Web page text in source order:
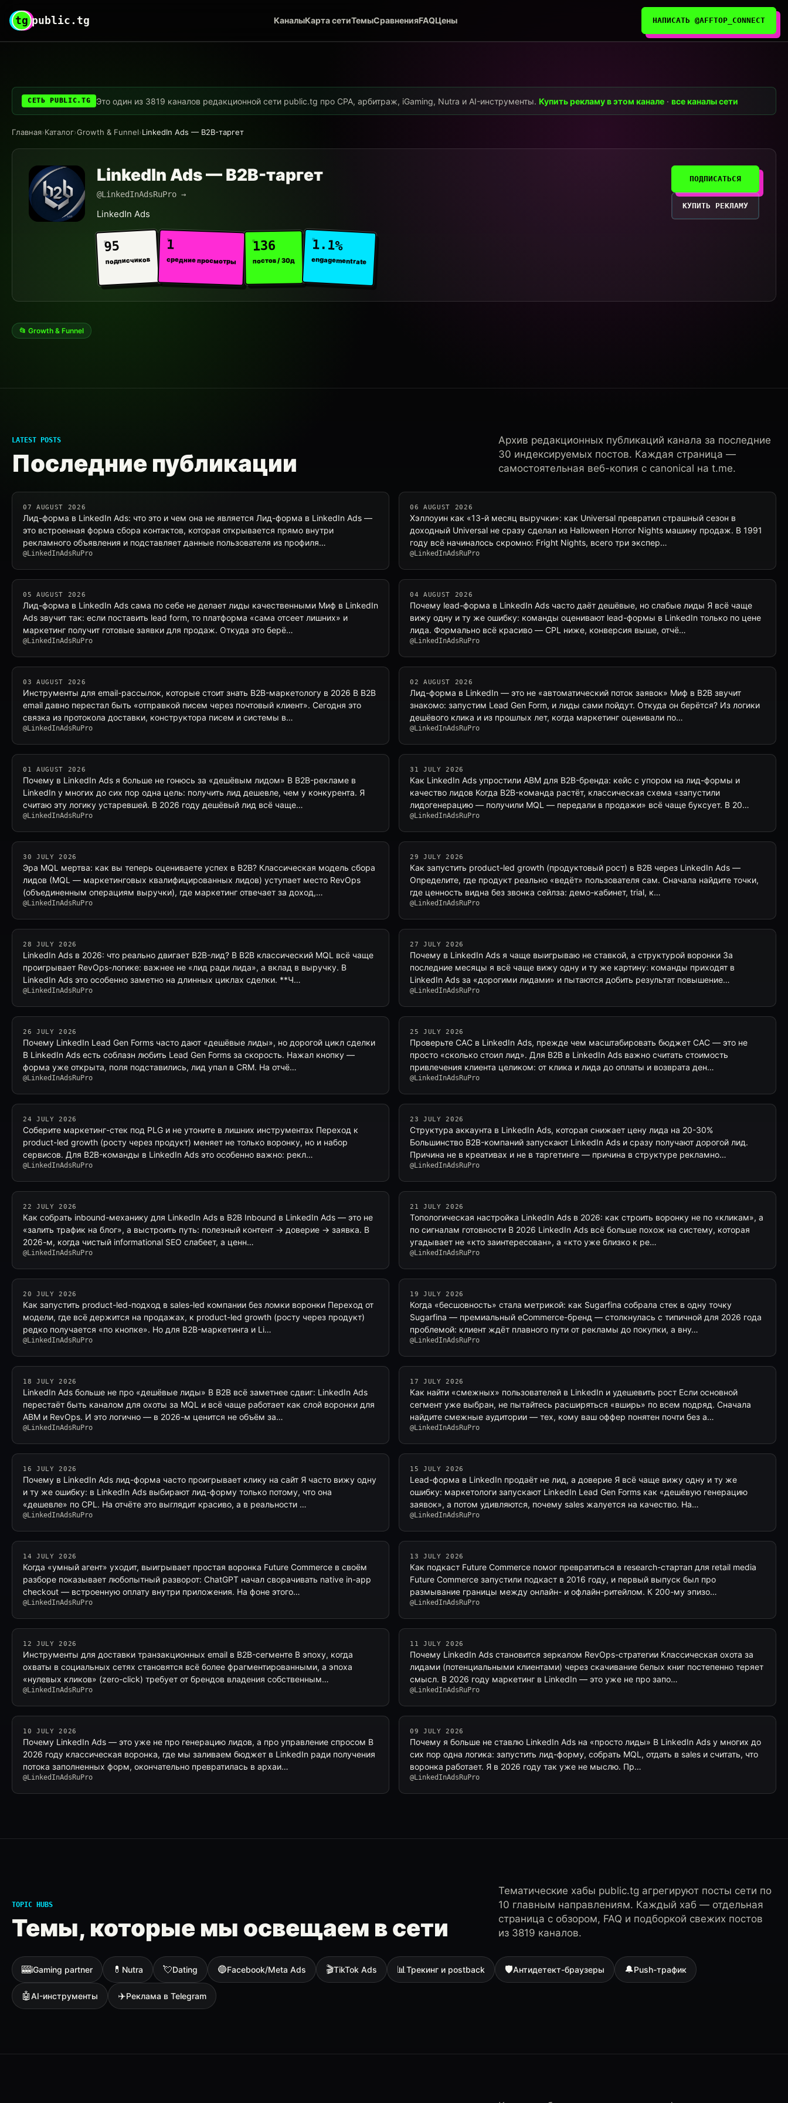
tg public.tg КаналыКарта сетиТемыСравненияFAQЦены НАПИСАТЬ @AFFTOP_CONNECT
СЕТЬ PUBLIC.TG Это один из 3819 каналов редакционной сети public.tg про CPA, арбитраж, iGaming, Nutra и AI-инструменты.Купить рекламу в этом канале ·все каналы сети
Главная›Каталог›Growth & Funnel›LinkedIn Ads — B2B-таргет
LinkedIn Ads — B2B-таргет
@LinkedInAdsRuPro →
LinkedIn Ads
95
подписчиков
1
средние просмотры
136
постов / 30д
1.1%
engagement rate
ПОДПИСАТЬСЯ
КУПИТЬ РЕКЛАМУ
📂 Growth & Funnel
LATEST POSTS
Последние публикации
Архив редакционных публикаций канала за последние
30 индексируемых постов. Каждая страница —
самостоятельная веб-копия с canonical на t.me.
07 AUGUST 2026
Лид-форма в LinkedIn Ads: что это и чем она не является Лид-форма в LinkedIn Ads —
это встроенная форма сбора контактов, которая открывается прямо внутри
рекламного объявления и подставляет данные пользователя из профиля…
@LinkedInAdsRuPro
06 AUGUST 2026
Хэллоуин как «13-й месяц выручки»: как Universal превратил страшный сезон в
доходный Universal не сразу сделал из Halloween Horror Nights машину продаж. В 1991
году всё начиналось скромно: Fright Nights, всего три экспер…
@LinkedInAdsRuPro
05 AUGUST 2026
Лид-форма в LinkedIn Ads сама по себе не делает лиды качественными Миф в LinkedIn
Ads звучит так: если поставить lead form, то платформа «сама отсеет лишних» и
маркетинг получит готовые заявки для продаж. Откуда это берё…
@LinkedInAdsRuPro
04 AUGUST 2026
Почему lead-форма в LinkedIn Ads часто даёт дешёвые, но слабые лиды Я всё чаще
вижу одну и ту же ошибку: команды оценивают lead-формы в LinkedIn только по цене
лида. Формально всё красиво — CPL ниже, конверсия выше, отчё…
@LinkedInAdsRuPro
03 AUGUST 2026
Инструменты для email-рассылок, которые стоит знать B2B-маркетологу в 2026 В B2B
email давно перестал быть «отправкой писем через почтовый клиент». Сегодня это
связка из протокола доставки, конструктора писем и системы в…
@LinkedInAdsRuPro
02 AUGUST 2026
Лид-форма в LinkedIn — это не «автоматический поток заявок» Миф в B2B звучит
знакомо: запустим Lead Gen Form, и лиды сами пойдут. Откуда он берётся? Из логики
дешёвого клика и из прошлых лет, когда маркетинг оценивали по…
@LinkedInAdsRuPro
01 AUGUST 2026
Почему в LinkedIn Ads я больше не гонюсь за «дешёвым лидом» В B2B-рекламе в
LinkedIn у многих до сих пор одна цель: получить лид дешевле, чем у конкурента. Я
считаю эту логику устаревшей. В 2026 году дешёвый лид всё чаще…
@LinkedInAdsRuPro
31 JULY 2026
Как LinkedIn Ads упростили ABM для B2B-бренда: кейс с упором на лид-формы и
качество лидов Когда B2B-команда растёт, классическая схема «запустили
лидогенерацию — получили MQL — передали в продажи» всё чаще буксует. В 20…
@LinkedInAdsRuPro
30 JULY 2026
Эра MQL мертва: как вы теперь оцениваете успех в B2B? Классическая модель сбора
лидов (MQL — маркетинговых квалифицированных лидов) уступает место RevOps
(объединенным операциям выручки), где маркетинг отвечает за доход,…
@LinkedInAdsRuPro
29 JULY 2026
Как запустить product-led growth (продуктовый рост) в B2B через LinkedIn Ads —
Определите, где продукт реально «ведёт» пользователя сам. Сначала найдите точки,
где ценность видна без звонка сейлза: демо-кабинет, trial, к…
@LinkedInAdsRuPro
28 JULY 2026
LinkedIn Ads в 2026: что реально двигает B2B-лид? В B2B классический MQL всё чаще
проигрывает RevOps-логике: важнее не «лид ради лида», а вклад в выручку. В
LinkedIn Ads это особенно заметно на длинных циклах сделки. **Ч…
@LinkedInAdsRuPro
27 JULY 2026
Почему в LinkedIn Ads я чаще выигрываю не ставкой, а структурой воронки За
последние месяцы я всё чаще вижу одну и ту же картину: команды приходят в
LinkedIn Ads за «дорогими лидами» и пытаются добить результат повышение…
@LinkedInAdsRuPro
26 JULY 2026
Почему LinkedIn Lead Gen Forms часто дают «дешёвые лиды», но дорогой цикл сделки
В LinkedIn Ads есть соблазн любить Lead Gen Forms за скорость. Нажал кнопку —
форма уже открыта, поля подставились, лид упал в CRM. На отчё…
@LinkedInAdsRuPro
25 JULY 2026
Проверьте CAC в LinkedIn Ads, прежде чем масштабировать бюджет CAC — это не
просто «сколько стоил лид». Для B2B в LinkedIn Ads важно считать стоимость
привлечения клиента целиком: от клика и лида до оплаты и возврата ден…
@LinkedInAdsRuPro
24 JULY 2026
Соберите маркетинг-стек под PLG и не утоните в лишних инструментах Переход к
product-led growth (росту через продукт) меняет не только воронку, но и набор
сервисов. Для B2B-команды в LinkedIn Ads это особенно важно: рекл…
@LinkedInAdsRuPro
23 JULY 2026
Структура аккаунта в LinkedIn Ads, которая снижает цену лида на 20-30%
Большинство B2B-компаний запускают LinkedIn Ads и сразу получают дорогой лид.
Причина не в креативах и не в таргетинге — причина в структуре рекламно…
@LinkedInAdsRuPro
22 JULY 2026
Как собрать inbound-механику для LinkedIn Ads в B2B Inbound в LinkedIn Ads — это не
«залить трафик на блог», а выстроить путь: полезный контент → доверие → заявка. В
2026-м, когда чистый informational SEO слабеет, а ценн…
@LinkedInAdsRuPro
21 JULY 2026
Топологическая настройка LinkedIn Ads в 2026: как строить воронку не по «кликам», а
по сигналам готовности В 2026 LinkedIn Ads всё больше похож на систему, которая
угадывает не «кто заинтересован», а «кто уже близко к ре…
@LinkedInAdsRuPro
20 JULY 2026
Как запустить product-led-подход в sales-led компании без ломки воронки Переход от
модели, где всё держится на продажах, к product-led growth (росту через продукт)
редко получается «по кнопке». Но для B2B-маркетинга и Li…
@LinkedInAdsRuPro
19 JULY 2026
Когда «бесшовность» стала метрикой: как Sugarfina собрала стек в одну точку
Sugarfina — премиальный eCommerce-бренд — столкнулась с типичной для 2026 года
проблемой: клиент ждёт плавного пути от рекламы до покупки, а вну…
@LinkedInAdsRuPro
18 JULY 2026
LinkedIn Ads больше не про «дешёвые лиды» В B2B всё заметнее сдвиг: LinkedIn Ads
перестаёт быть каналом для охоты за MQL и всё чаще работает как слой воронки для
ABM и RevOps. И это логично — в 2026-м ценится не объём за…
@LinkedInAdsRuPro
17 JULY 2026
Как найти «смежных» пользователей в LinkedIn и удешевить рост Если основной
сегмент уже выбран, не пытайтесь расширяться «вширь» по всем подряд. Сначала
найдите смежные аудитории — тех, кому ваш оффер понятен почти без а…
@LinkedInAdsRuPro
16 JULY 2026
Почему в LinkedIn Ads лид-форма часто проигрывает клику на сайт Я часто вижу одну
и ту же ошибку: в LinkedIn Ads выбирают лид-форму только потому, что она
«дешевле» по CPL. На отчёте это выглядит красиво, а в реальности …
@LinkedInAdsRuPro
15 JULY 2026
Lead-форма в LinkedIn продаёт не лид, а доверие Я всё чаще вижу одну и ту же
ошибку: маркетологи запускают LinkedIn Lead Gen Forms как «дешёвую генерацию
заявок», а потом удивляются, почему sales жалуется на качество. На…
@LinkedInAdsRuPro
14 JULY 2026
Когда «умный агент» уходит, выигрывает простая воронка Future Commerce в своём
разборе показывает любопытный разворот: ChatGPT начал сворачивать native in-app
checkout — встроенную оплату внутри приложения. На фоне этого…
@LinkedInAdsRuPro
13 JULY 2026
Как подкаст Future Commerce помог превратиться в research-стартап для retail media
Future Commerce запустили подкаст в 2016 году, и первый выпуск был про
размывание границы между онлайн- и офлайн-ритейлом. К 200-му эпизо…
@LinkedInAdsRuPro
12 JULY 2026
Инструменты для доставки транзакционных email в B2B-сегменте В эпоху, когда
охваты в социальных сетях становятся всё более фрагментированными, а эпоха
«нулевых кликов» (zero-click) требует от брендов владения собственным…
@LinkedInAdsRuPro
11 JULY 2026
Почему LinkedIn Ads становится зеркалом RevOps-стратегии Классическая охота за
лидами (потенциальными клиентами) через скачивание белых книг постепенно теряет
смысл. В 2026 году маркетинг в LinkedIn — это уже не про запо…
@LinkedInAdsRuPro
10 JULY 2026
Почему LinkedIn Ads — это уже не про генерацию лидов, а про управление спросом В
2026 году классическая воронка, где мы заливаем бюджет в LinkedIn ради получения
потока заполненных форм, окончательно превратилась в архаи…
@LinkedInAdsRuPro
09 JULY 2026
Почему я больше не ставлю LinkedIn Ads на «просто лиды» В LinkedIn Ads у многих до
сих пор одна логика: запустить лид-форму, собрать MQL, отдать в sales и считать, что
воронка работает. Я в 2026 году так уже не мыслю. Пр…
@LinkedInAdsRuPro
TOPIC HUBS
Темы, которые мы освещаем в сети
Тематические хабы public.tg агрегируют посты сети по
10 главным направлениям. Каждый хаб — отдельная
страница с обзором, FAQ и подборкой свежих постов
из 3819 каналов.
🎰iGaming partner 💊 Nutra 💘Dating 🔵Facebook/Meta Ads 🎬TikTok Ads 📊Трекинг и postback 🛡Антидетект-браузеры 🔔Push-трафик
🤖AI-инструменты ✈️Реклама в Telegram